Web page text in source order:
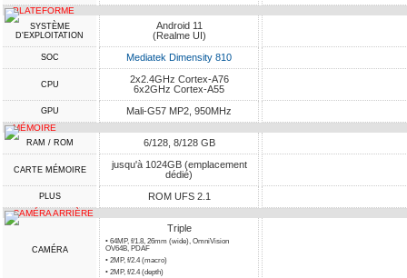
PLATEFORME
SYSTÈME
D'EXPLOITATION
Android 11
(Realme UI)
SOC Mediatek Dimensity 810
CPU
2x2.4GHz Cortex-A76
6x2GHz Cortex-A55
GPU Mali-G57 MP2, 950MHz
MÉMOIRE
RAM / ROM 6/128, 8/128 GB
CARTE MÉMOIRE
jusqu'à 1024GB (emplacement
dédié)
PLUS ROM UFS 2.1
CAMÉRA ARRIÈRE
CAMÉRA
Triple
• 64MP, f/1.8, 26mm (wide), OmniVision
OV64B, PDAF
• 2MP, f/2.4 (macro)
• 2MP, f/2.4 (depth)